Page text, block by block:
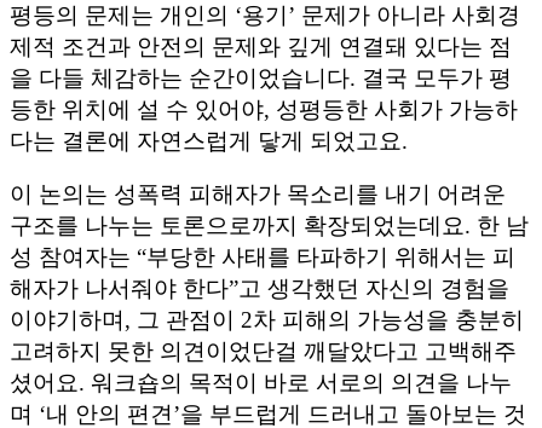
평등의 문제는 개인의 ‘용기’ 문제가 아니라 사회경
제적 조건과 안전의 문제와 깊게 연결돼 있다는 점
을 다들 체감하는 순간이었습니다. 결국 모두가 평
등한 위치에 설 수 있어야, 성평등한 사회가 가능하
다는 결론에 자연스럽게 닿게 되었고요.
이 논의는 성폭력 피해자가 목소리를 내기 어려운
구조를 나누는 토론으로까지 확장되었는데요. 한 남
성 참여자는 “부당한 사태를 타파하기 위해서는 피
해자가 나서줘야 한다”고 생각했던 자신의 경험을
이야기하며, 그 관점이 2차 피해의 가능성을 충분히
고려하지 못한 의견이었단걸 깨달았다고 고백해주
셨어요. 워크숍의 목적이 바로 서로의 의견을 나누
며 ‘내 안의 편견’을 부드럽게 드러내고 돌아보는 것